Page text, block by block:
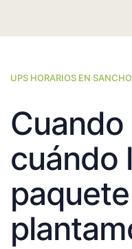
UPS HORARIOS EN
cuándo